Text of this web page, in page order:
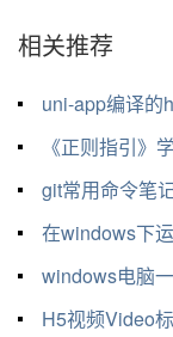
相关推荐
uni-app编译的h5，使
《正则指引》
git常用命令笔
在windows下运行npm安装时出现类似FetchError:
windows电脑一个文件夹
H5视频Video